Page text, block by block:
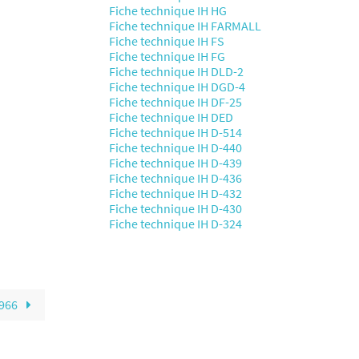
Fiche technique IH HG
Fiche technique IH FARMALL
Fiche technique IH FS
Fiche technique IH FG
Fiche technique IH DLD-2
Fiche technique IH DGD-4
Fiche technique IH DF-25
Fiche technique IH DED
Fiche technique IH D-514
Fiche technique IH D-440
Fiche technique IH D-439
Fiche technique IH D-436
Fiche technique IH D-432
Fiche technique IH D-430
Fiche technique IH D-324